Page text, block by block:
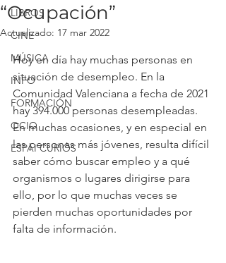
LIBROS
CINE
MÚSICA
INFO
FORMACIÓN
OCIO
ESPAI CURIÓS
“Ocupación”
Actualizado: 17 mar 2022
Hoy en día hay muchas personas en
situación de desempleo. En la
Comunidad Valenciana a fecha de 2021
hay 394.000 personas desempleadas.
En muchas ocasiones, y en especial en
las personas más jóvenes, resulta difícil
saber cómo buscar empleo y a qué
organismos o lugares dirigirse para
ello, por lo que muchas veces se
pierden muchas oportunidades por
falta de información.